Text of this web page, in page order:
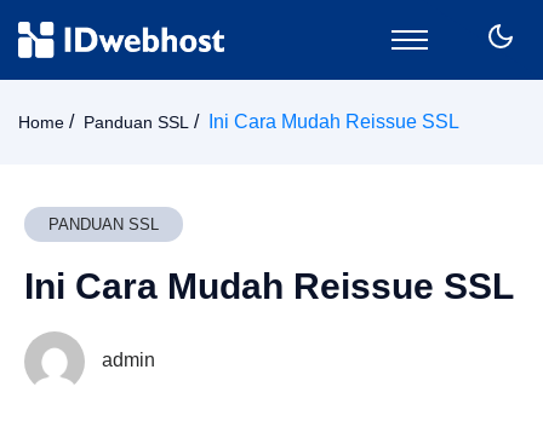
Keamanan
Home Panduan SSL Ini Cara Mudah Reissue SSL
PANDUAN SSL
Ini Cara Mudah Reissue SSL
admin